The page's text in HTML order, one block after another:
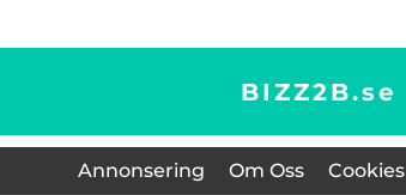
BIZZ2B.se
Annonsering Om Oss Cookies